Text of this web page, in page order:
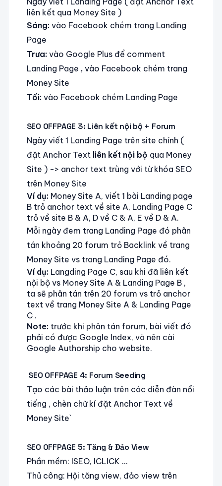
liên kết qua Money Site )
Sáng:vào Facebook chém trang Landing
Page
Trưa: vào Google Plus để comment
Landing Page , vào Facebook chém trang
Money Site
Tối:vào Facebook chém Landing Page
SEO OFFPAGE 3: Liên kết nội bộ + Forum
Ngày viết 1 Landing Page trên site chính (
đặt Anchor Text liên kết nội bộ qua Money
Site ) -> anchor text trùng với từ khóa SEO
trên Money Site
Ví dụ:Money Site A, viết 1 bài Landing page
B trỏ anchor text về site A, Landing Page C
trỏ về site B & A, D về C & A, E về D & A.
Mỗi ngày đem trang Landing Page đó phân
tán khoảng 20 forum trỏ Backlink về trang
Money Site vs trang Landing Page đó.
Ví dụ:Langding Page C, sau khi đã liên kết
nội bộ vs Money Site A & Landing Page B ,
ta sẽ phân tán trên 20 forum vs trỏ anchor
text về trang Money Site A & Landing Page
C .
Note:trước khi phân tán forum, bài viết đó
phải có được Google Index, và nên cài
Google Authorship cho website.
SEO OFFPAGE 4: Forum Seeding
Tạo các bài thảo luận trên các diễn đàn nổi
tiếng , chèn chữ kí đặt Anchor Text về
Money Site`
SEO OFFPAGE 5: Tăng & Đảo View
Phần mềm: ISEO, ICLICK …
Thủ công: Hội tăng view, đảo view trên